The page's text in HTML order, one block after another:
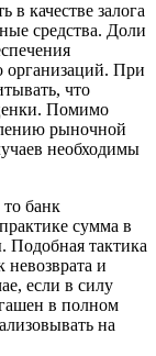
в качестве залога
средства. Доли
организаций. При
что
Помимо
рыночной
необходимы
то банк
сумма в
Подобная тактика
невозврата и
если в силу
в полном
на